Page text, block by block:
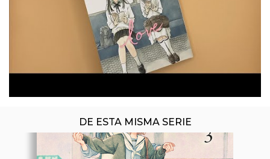
DE ESTA MISMA SERIE
ÚLTIMO NÚMERO PUBLICADO